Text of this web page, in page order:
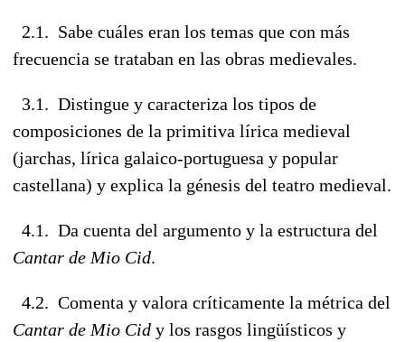
2.1. Sabe cuáles eran los temas que con más
frecuencia se trataban en las obras medievales.
3.1. Distingue y caracteriza los tipos de
composiciones de la primitiva lírica medieval
(jarchas, lírica galaico-portuguesa y popular
castellana) y explica la génesis del teatro medieval.
4.1. Da cuenta del argumento y la estructura del
Cantar de Mio Cid.
4.2. Comenta y valora críticamente la métrica del
Cantar de Mio Cid y los rasgos lingüísticos y